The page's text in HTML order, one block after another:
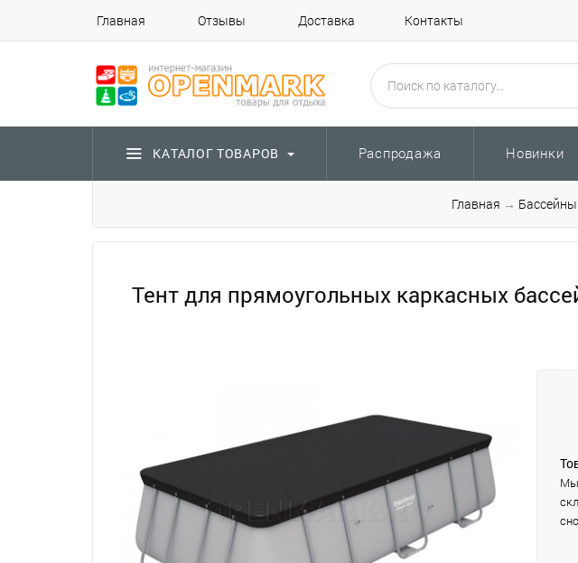
Главная Отзывы Доставка Контакты
КАТАЛОГ ТОВАРОВ Распродажа Новинки
Главная → Бассейны
Тент для прямоугольных каркасных
Мы